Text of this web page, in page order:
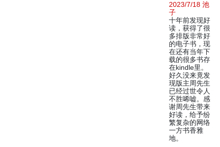
2023/7/18 池
子
十年前发现好
读，获得了很
多排版非常好
的电子书，现
在还有当年下
载的很多书存
在kindle里。
好久没来竟发
现版主周先生
已经过世令人
不胜唏嘘。感
谢周先生带来
好读，给予纷
繁复杂的网络
一方书香雅
地。